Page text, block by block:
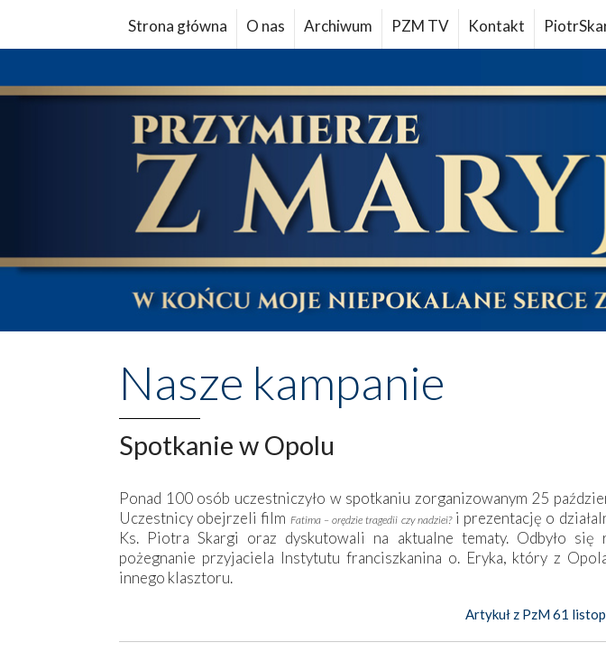
Strona główna O nas Archiwum PZM TV Kontakt
Nasze kampanie
Spotkanie w Opolu
Ponad 100 osób uczestniczyło w spotkaniu zorganizowanym 25
Uczestnicy obejrzeli film Fatima – orędzie tragedii czy nadziei?i prezentację o
Ks. Piotra Skargi oraz dyskutowali na aktualne tematy. Odbyło się
pożegnanie przyjaciela Instytutu franciszkanina o. Eryka, który z
innego klasztoru.
Artykuł z PzM 61